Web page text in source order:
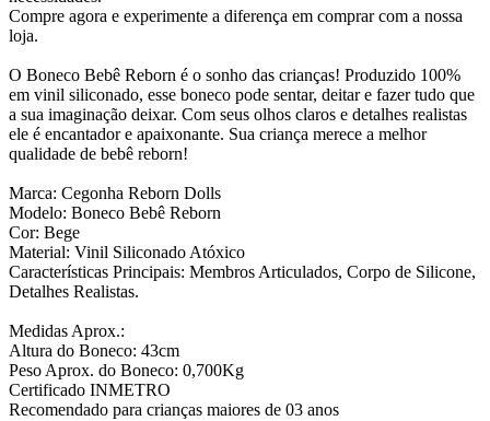
Compre agora e experimente a diferença em comprar com a nossa
loja.
O Boneco Bebê Reborn é o sonho das crianças! Produzido 100%
em vinil siliconado, esse boneco pode sentar, deitar e fazer tudo que
a sua imaginação deixar. Com seus olhos claros e detalhes realistas
ele é encantador e apaixonante. Sua criança merece a melhor
qualidade de bebê reborn!
Marca: Cegonha Reborn Dolls
Modelo: Boneco Bebê Reborn
Cor: Bege
Material: Vinil Siliconado Atóxico
Características Principais: Membros Articulados, Corpo de Silicone,
Detalhes Realistas.
Medidas Aprox.:
Altura do Boneco: 43cm
Peso Aprox. do Boneco: 0,700Kg
Certificado INMETRO
Recomendado para crianças maiores de 03 anos